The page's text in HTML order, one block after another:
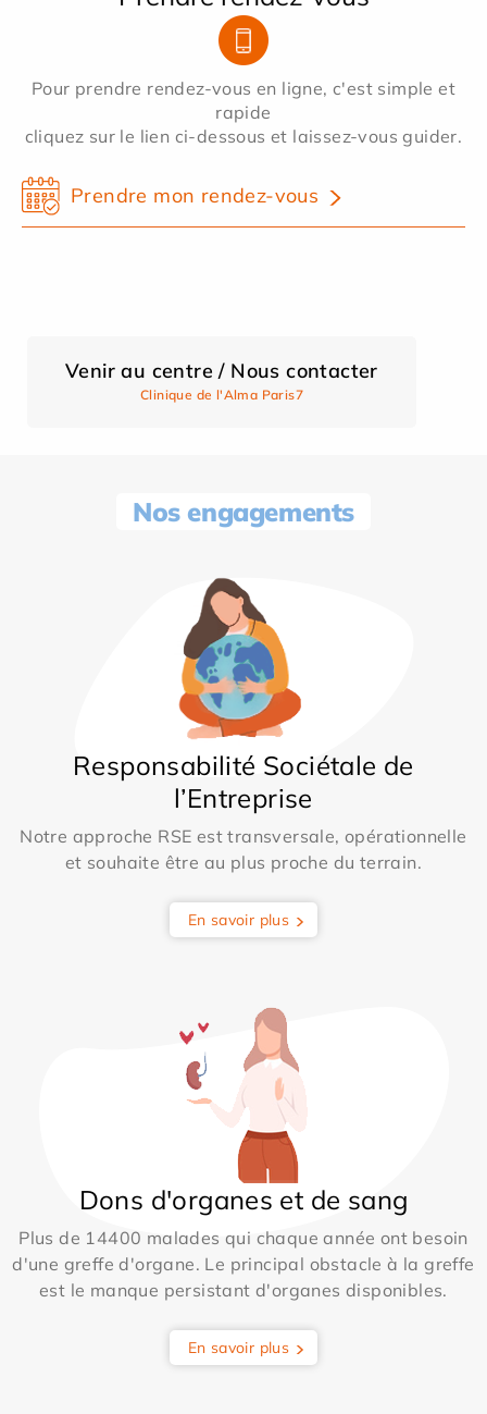
Pour prendre rendez-vous en ligne, c'est simple et
rapide
cliquez sur le lien ci-dessous et laissez-vous guider.
Prendre mon rendez-vous
Venir au centre / Nous contacter
Clinique de l'Alma Paris7
Nos engagements
Responsabilité Sociétale de
l’Entreprise
Notre approche RSE est transversale, opérationnelle
et souhaite être au plus proche du terrain.
En savoir plus
Dons d'organes et de sang
Plus de 14400 malades qui chaque année ont besoin
d'une greffe d'organe. Le principal obstacle à la greffe
est le manque persistant d'organes disponibles.
En savoir plus